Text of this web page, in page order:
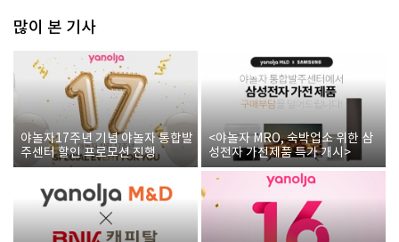
많이 본 기사
야놀자17주년 기념 야놀자 통합발
주센터 할인 프로모션 진행
<야놀자 MRO, 숙박업소 위한 삼
성전자 가전제품 특가 개시>